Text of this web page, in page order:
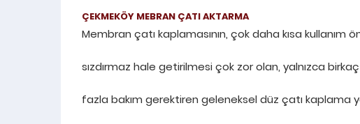
ÇEKMEKÖY MEBRAN ÇATI AKTARMA
Membran çatı kaplamasının, çok daha kısa kullanım
sızdırmaz hale getirilmesi çok zor olan, yalnızca
fazla bakım gerektiren geleneksel düz çatı